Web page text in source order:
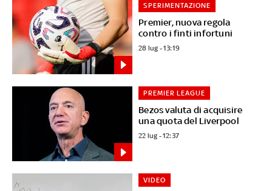
Premier, nuova regola
contro i finti infortuni
SPERIMENTAZIONE
28 lug - 13:19
Bezos valuta di acquisire
una quota del Liverpool
PREMIER LEAGUE
22 lug - 12:37
VIDEO